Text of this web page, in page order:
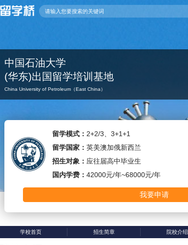
中国石油大学
(华东)出国留学培训基地
China University of Petroleum（East China）
留学模式： 2+2/3、3+1+1
留学国家： 英美澳加俄新西兰
招生对象： 应往届高中毕业生
国内学费： 42000元/年~68000元/年
我要申请
学校首页 招生简章 院校介绍